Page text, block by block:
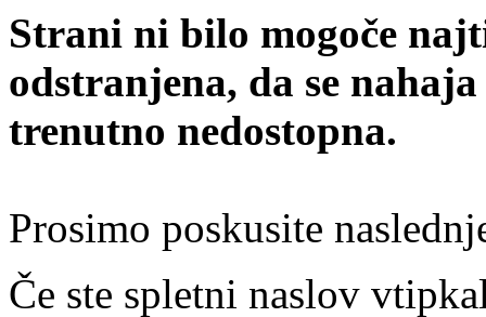
Strani ni bilo mogoče
odstranjena, da se
trenutno nedostopna.
Prosimo poskusite
Če ste spletni naslov